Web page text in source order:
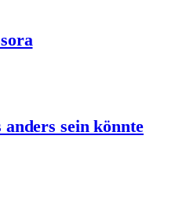
anders sein könnte